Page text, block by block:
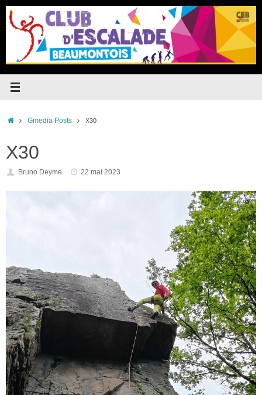
Passer
contenu
Accueil
Gmedia Posts X30
X30
Bruno Deyme 22 mai 2023